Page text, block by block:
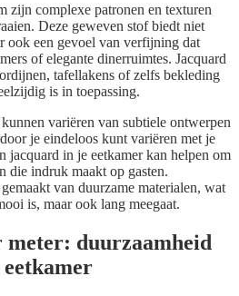
zijn complexe patronen en texturen
Deze geweven stof biedt niet
ook een gevoel van verfijning dat
of elegante dinerruimtes. Jacquard
tafellakens of zelfs bekleding
is in toepassing.
variëren van subtiele ontwerpen
je eindeloos kunt variëren met je
jacquard in je eetkamer kan helpen om
die indruk maakt op gasten.
van duurzame materialen, wat
is, maar ook lang meegaat.
meter: duurzaamheid